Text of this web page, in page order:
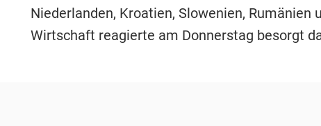
Niederlanden, Kroatien, Slowenien, Rumänien
Wirtschaft reagierte am Donnerstag besorgt